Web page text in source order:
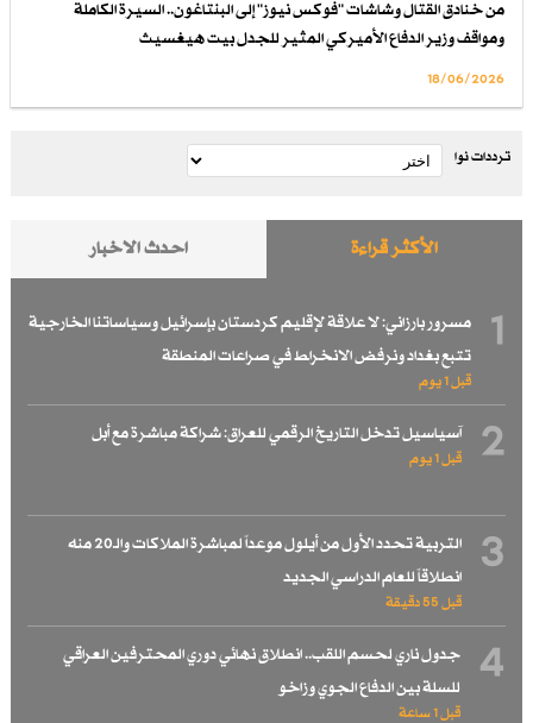
من خنادق القتال وشاشات "فوكس نيوز" إلى البنتاغون.. السيرة الكاملة
ومواقف وزير الدفاع الأميركي المثير للجدل بيت هيغسيث
18/06/2026
ترددات نوا
الأكثر قراءة احدث الاخبار
1
مسرور بارزاني: لا علاقة لإقليم كردستان بإسرائيل وسياساتنا الخارجية
تتبع بغداد ونرفض الانخراط في صراعات المنطقة
قبل 1 یوم
2 آسياسيل تدخل التاريخ الرقمي للعراق: شراكة مباشرة مع أبل
قبل 1 یوم
3
التربية تحدد الأول من أيلول موعداً لمباشرة الملاكات والـ20 منه
انطلاقاً للعام الدراسي الجديد
قبل 55 دقيقة
4
جدول ناري لحسم اللقب.. انطلاق نهائي دوري المحترفين العراقي
للسلة بين الدفاع الجوي وزاخو
قبل 1 ساعة